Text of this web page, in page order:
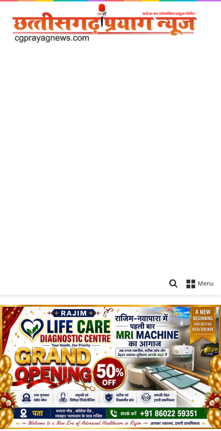
Menu
Search